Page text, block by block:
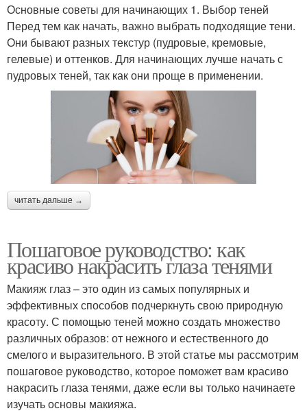
Основные советы для начинающих 1. Выбор теней
Перед тем как начать, важно выбрать подходящие тени.
Они бывают разных текстур (пудровые, кремовые,
гелевые) и оттенков. Для начинающих лучше начать с
пудровых теней, так как они проще в применении.
читать дальше →
Пошаговое руководство: как
красиво накрасить глаза тенями
Макияж глаз – это один из самых популярных и
эффективных способов подчеркнуть свою природную
красоту. С помощью теней можно создать множество
различных образов: от нежного и естественного до
смелого и выразительного. В этой статье мы рассмотрим
пошаговое руководство, которое поможет вам красиво
накрасить глаза тенями, даже если вы только начинаете
изучать основы макияжа.